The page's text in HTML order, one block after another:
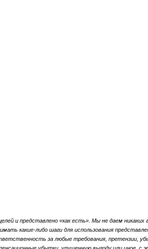
и представлено «как есть». Мы не даем никаких
какие-либо шаги для использования
за любые требования, претензии,
убытки, упущенную выгоду или иное, с